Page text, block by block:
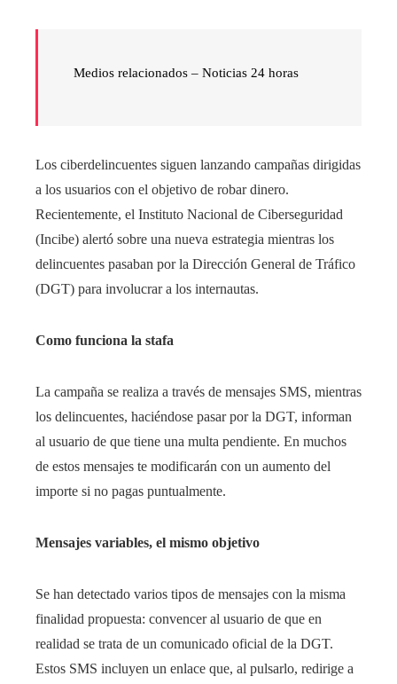
Medios relacionados – Noticias 24 horas
Los ciberdelincuentes siguen lanzando campañas dirigidas
a los usuarios con el objetivo de robar dinero.
Recientemente, el Instituto Nacional de Ciberseguridad
(Incibe) alertó sobre una nueva estrategia mientras los
delincuentes pasaban por la Dirección General de Tráfico
(DGT) para involucrar a los internautas.
Como funciona la stafa
La campaña se realiza a través de mensajes SMS, mientras
los delincuentes, haciéndose pasar por la DGT, informan
al usuario de que tiene una multa pendiente. En muchos
de estos mensajes te modificarán con un aumento del
importe si no pagas puntualmente.
Mensajes variables, el mismo objetivo
Se han detectado varios tipos de mensajes con la misma
finalidad propuesta: convencer al usuario de que en
realidad se trata de un comunicado oficial de la DGT.
Estos SMS incluyen un enlace que, al pulsarlo, redirige a